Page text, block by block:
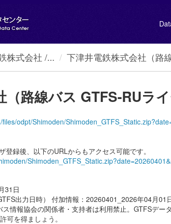
株式会社 /... 下津井電鉄株式会社（路
（路線バス GTFS-RUラ
odpt/Shimoden/
登録後、以下のURLからもアクセス可能です。
31日
出力日時） 付加情報：20260401_2026年04月
情報協会の関係者・支持者は利用禁止。GTFSデー
可を得ましょう。